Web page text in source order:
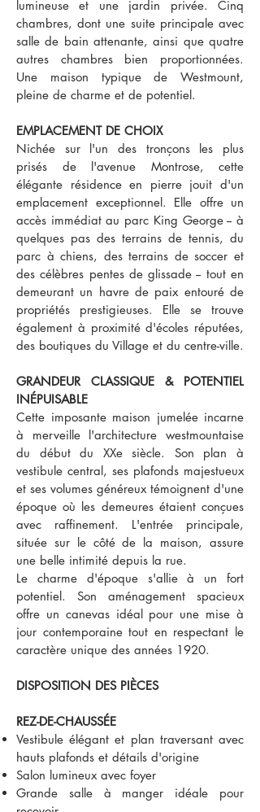
lumineuse et une jardin privée. Cinq
chambres, dont une suite principale avec
salle de bain attenante, ainsi que quatre
autres chambres bien proportionnées.
Une maison typique de Westmount,
pleine de charme et de potentiel.
EMPLACEMENT DE CHOIX
Nichée sur l'un des tronçons les plus
prisés de l'avenue Montrose, cette
élégante résidence en pierre jouit d'un
emplacement exceptionnel. Elle offre un
accès immédiat au parc King George -- à
quelques pas des terrains de tennis, du
parc à chiens, des terrains de soccer et
des célèbres pentes de glissade -- tout en
demeurant un havre de paix entouré de
propriétés prestigieuses. Elle se trouve
également à proximité d'écoles réputées,
des boutiques du Village et du centre-ville.
GRANDEUR CLASSIQUE & POTENTIEL
INÉPUISABLE
Cette imposante maison jumelée incarne
à merveille l'architecture westmountaise
du début du XXe siècle. Son plan à
vestibule central, ses plafonds majestueux
et ses volumes généreux témoignent d'une
époque où les demeures étaient conçues
avec raffinement. L'entrée principale,
située sur le côté de la maison, assure
une belle intimité depuis la rue.
Le charme d'époque s'allie à un fort
potentiel. Son aménagement spacieux
offre un canevas idéal pour une mise à
jour contemporaine tout en respectant le
caractère unique des années 1920.
DISPOSITION DES PIÈCES
REZ-DE-CHAUSSÉE
Vestibule élégant et plan traversant avec
hauts plafonds et détails d'origine
Salon lumineux avec foyer
Grande salle à manger idéale pour